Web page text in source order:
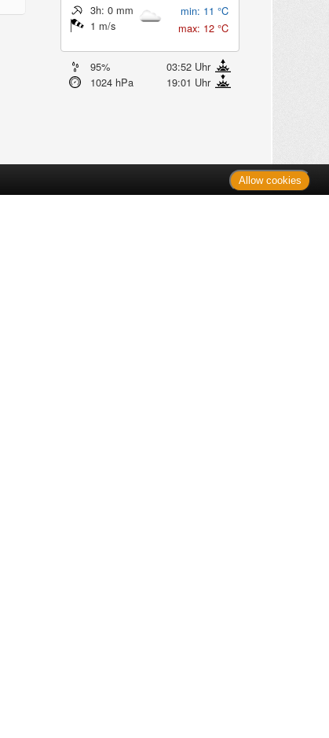
3h: 0 mm
1 m/s
min: 11 °C
max: 12 °C
95%
03:52 Uhr
1024 hPa
19:01 Uhr
Allow cookies